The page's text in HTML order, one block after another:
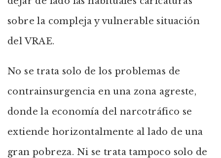
sobre la compleja y vulnerable situación
del VRAE.
No se trata solo de los problemas de
contrainsurgencia en una zona agreste,
donde la economía del narcotráfico se
extiende horizontalmente al lado de una
gran pobreza. Ni se trata tampoco solo de